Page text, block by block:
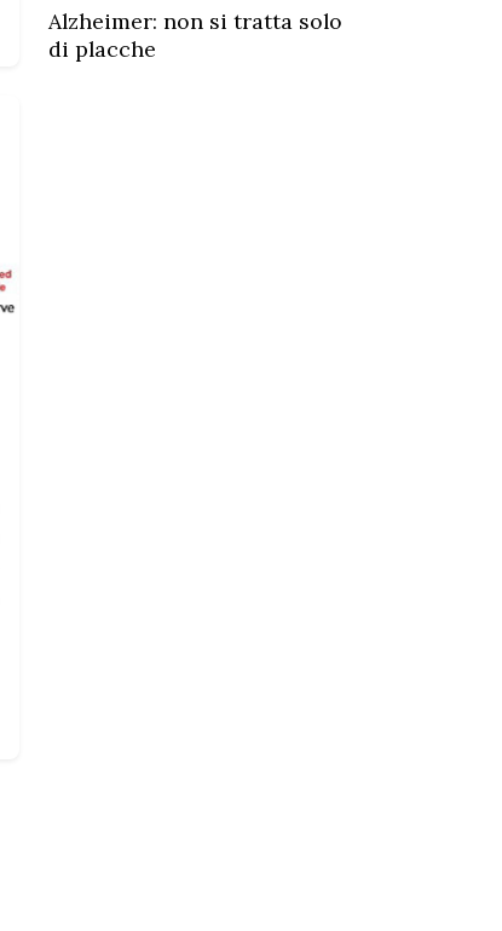
Alzheimer: non si tratta solo
di placche